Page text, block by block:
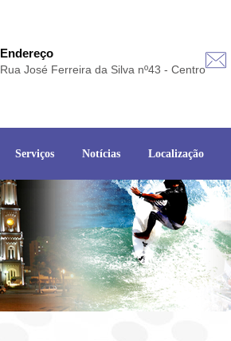
Endereço
Rua José Ferreira da Silva nº43 - Centro
Serviços Notícias Localização